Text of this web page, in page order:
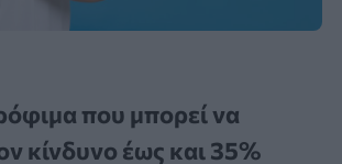
που μπορεί να
κίνδυνο έως και 35%